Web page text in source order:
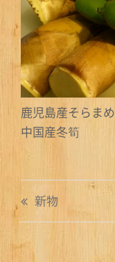
鹿児島産そらまめ
中国産冬筍
投
稿
ナ
新物